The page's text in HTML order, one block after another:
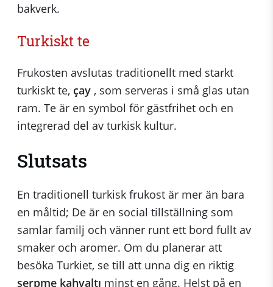
bakverk.
Turkiskt te
Frukosten avslutas traditionellt med starkt
turkiskt te, çay , som serveras i små glas utan
ram. Te är en symbol för gästfrihet och en
integrerad del av turkisk kultur.
Slutsats
En traditionell turkisk frukost är mer än bara
en måltid; De är en social tillställning som
samlar familj och vänner runt ett bord fullt av
smaker och aromer. Om du planerar att
besöka Turkiet, se till att unna dig en riktig
serpme kahvaltı minst en gång. Helst på en